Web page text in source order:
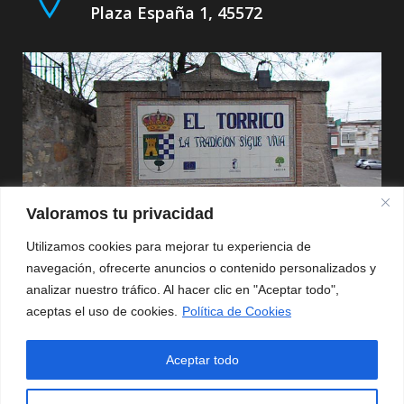
Valoramos tu privacidad
Utilizamos cookies para mejorar tu experiencia de
navegación, ofrecerte anuncios o contenido personalizados y
analizar nuestro tráfico. Al hacer clic en "Aceptar todo",
aceptas el uso de cookies.
Política de Cookies
Aceptar todo
Plaza España 1, 45572
Política de Privacidad
Política de Cookies